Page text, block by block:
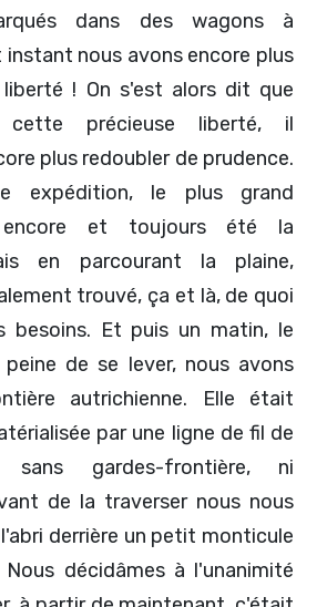
dans des wagons à
nous avons encore plus
! On s'est alors dit que
cette précieuse liberté, il
plus redoubler de prudence.
expédition, le plus grand
et toujours été la
en parcourant la plaine,
trouvé, ça et là, de quoi
besoins. Et puis un matin, le
de se lever, nous avons
autrichienne. Elle était
par une ligne de fil de
gardes-frontière, ni
de la traverser nous nous
derrière un petit monticule
Nous décidâmes à l'unanimité